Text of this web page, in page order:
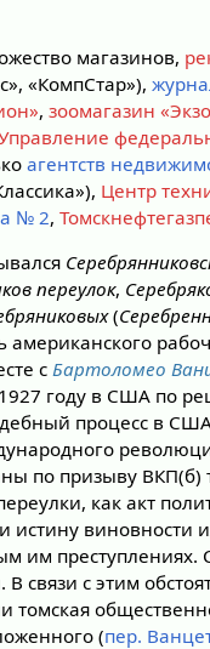
магазинов,
«КомпСтар»),
,зоомагазин
агентств
Центр
№ 2,
переулок,
(
с Бартоломео
году в США по
процесс в
по призыву
как акт
истину
им
связи с этим
(пер.